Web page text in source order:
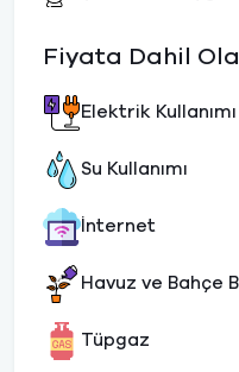
Fiyata Dahil
Elektrik Kullanımı
Su Kullanımı
İnternet
Havuz ve Bahçe
Tüpgaz